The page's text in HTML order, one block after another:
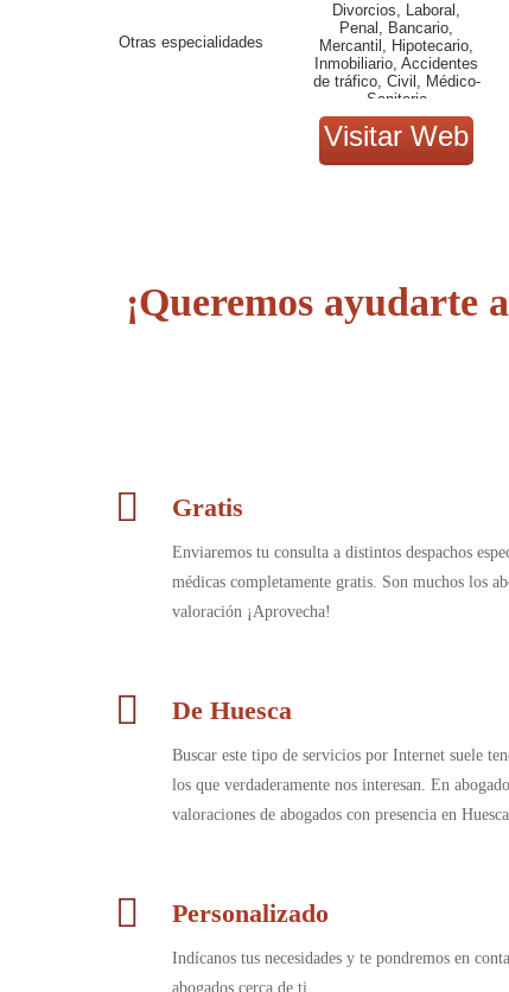
Otras especialidades
Divorcios, Laboral,
Penal, Bancario,
Mercantil, Hipotecario,
Inmobiliario, Accidentes
de tráfico, Civil, Médico-
Sanitario
Visitar Web
¡Queremos ayudarte
Gratis
Enviaremos tu consulta a distintos despachos
médicas completamente gratis. Son muchos los
valoración ¡Aprovecha!
De Huesca
Buscar este tipo de servicios por Internet suele
los que verdaderamente nos interesan. En
valoraciones de abogados con presencia en Huesca
Personalizado
Indícanos tus necesidades y te pondremos en
abogados cerca de ti.